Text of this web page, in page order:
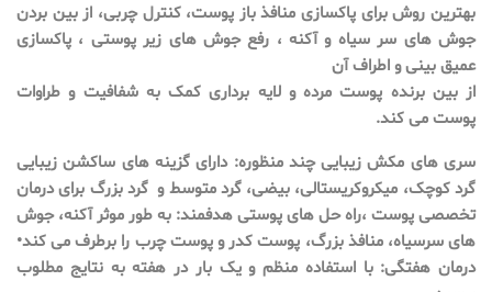
بهترین روش برای پاکسازی منافذ باز پوست، کنترل چربی، از بین بردن
جوش های سر سیاه و آکنه ، رفع جوش های زیر پوستی ، پاکسازی
عمیق بینی و اطراف آن
از بین برنده پوست مرده و لایه برداری کمک به شفافیت و طراوات
پوست می کند.
سری های مکش زیبایی چند منظوره: دارای گزینه های ساکشن زیبایی
گرد کوچک، میکروکریستالی، بیضی، گرد متوسط و گرد بزرگ برای درمان
تخصصی پوست ،راه حل های پوستی هدفمند: به طور موثر آکنه، جوش
های سرسیاه، منافذ بزرگ، پوست کدر و پوست چرب را برطرف می کند•
درمان هفتگی: با استفاده منظم و یک بار در هفته به نتایج مطلوب